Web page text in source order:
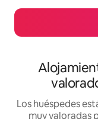
Los huéspedes
muy valoradas